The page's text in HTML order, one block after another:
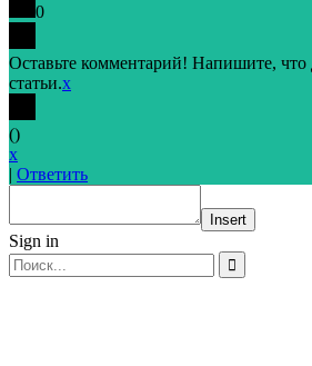
0
Оставьте комментарий! Напишите, что
статьи.x
()
x
| Ответить
Insert
Sign in